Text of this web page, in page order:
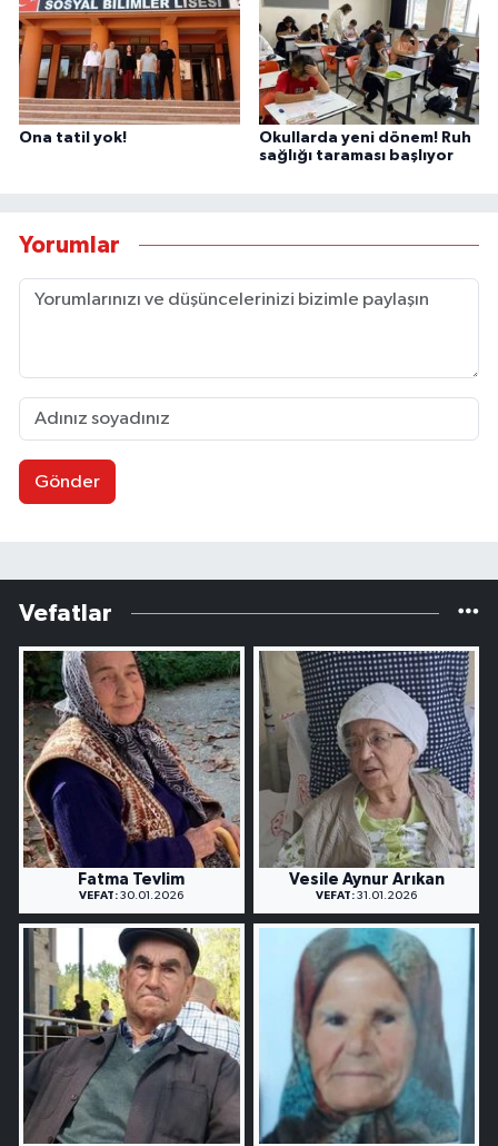
Ona tatil yok!
Okullarda yeni dönem! Ruh
sağlığı taraması başlıyor
Yorumlar
Gönder
Vefatlar
Fatma Tevlim
VEFAT: 30.01.2026
Vesile Aynur Arıkan
VEFAT: 31.01.2026